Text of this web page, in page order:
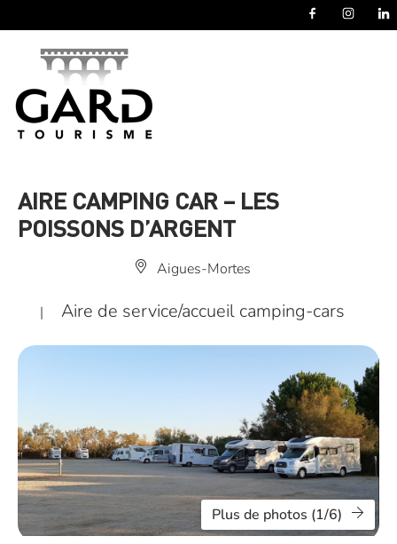
AIRE CAMPING CAR – LES
POISSONS D’ARGENT
Aigues-Mortes
| Aire de service/accueil camping-cars
Plus de photos (1/6)